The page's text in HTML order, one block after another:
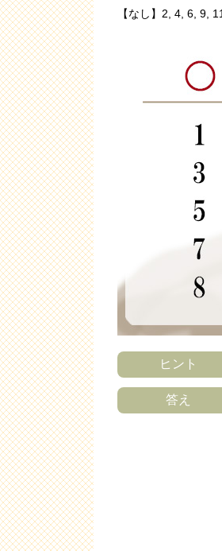
【なし】2, 4, 6, 9, 11
ヒント
答え